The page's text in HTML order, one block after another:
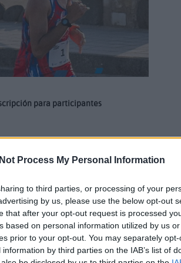
Process My Personal Information
to third parties, or processing of your
by us, please use the below opt-out
that after your opt-out request is processed
based on personal information utilized by us
prior to your opt-out. You may separately
by third parties on the IAB’s list of
para participantes
de Tinajo. Tras el Trail La
lugar el próximo 17 de julio.
pruebas. La primera de ellas es la
horas. Previamente, y para disfrute de
horas.